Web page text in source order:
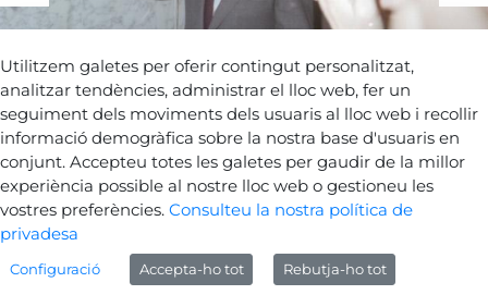
Tornar a les fotografies
Sobre Gencat Generalitat de Catalunya
Utilitzem galetes per oferir contingut personalitzat,
analitzar tendències, administrar el lloc web, fer un
seguiment dels moviments dels usuaris al lloc web i recollir
informació demogràfica sobre la nostra base d'usuaris en
conjunt. Accepteu totes les galetes per gaudir de la millor
experiència possible al nostre lloc web o gestioneu les
vostres preferències. Consulteu la nostra política de
privadesa
Configuració Accepta-ho tot Rebutja-ho tot